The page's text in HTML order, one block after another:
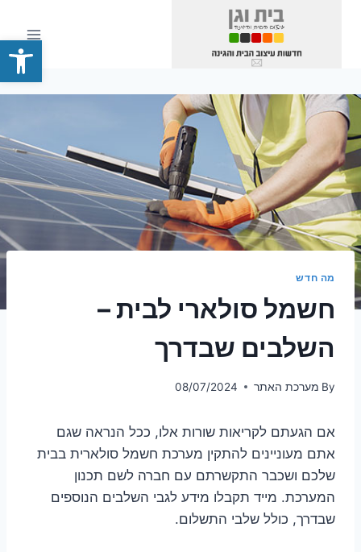
פתח
מה חדש
חשמל סולארי לבית –
השלבים שבדרך
By מערכת האתר 08/07/2024
אם הגעתם לקריאות שורות אלו, ככל הנראה שגם
אתם מעוניינים להתקין מערכת חשמל סולארית בבית
שלכם ושכבר התקשרתם עם חברה לשם תכנון
המערכת. מייד תקבלו מידע לגבי השלבים הנוספים
שבדרך, כולל שלבי התשלום.